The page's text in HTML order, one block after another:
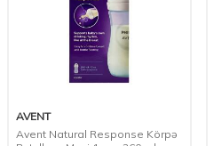
AVENT
Avent Natural Response Körpə